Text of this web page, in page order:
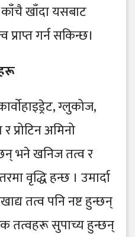
खाँदा यसबाट
प्राप्त गर्न सकिन्छ।
ग्लुकोज,
प्रोटिन अमिनो
भने खनिज तत्व र
वृद्धि हन्छ । उमार्दा
तत्व पनि नष्ट हुन्छन्
तत्वहरू सुपाच्य हुन्छन्